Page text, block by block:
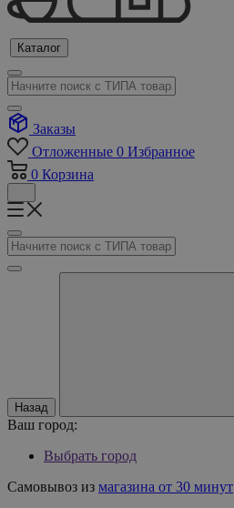
Каталог
Заказы
Отложенные 0 Избранное
0 Корзина
Назад
Ваш город:
Выбрать город
Самовывоз из магазина от 30 минут